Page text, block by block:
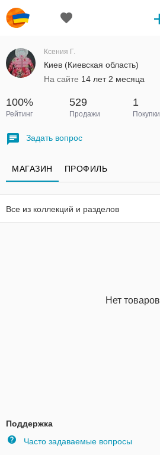
Ксения Г.
Киев (Киевская область)
На сайте 14 лет 2 месяца
100%
Рейтинг
529
Продажи
1
Покупки
Задать вопрос
МАГАЗИН ПРОФИЛЬ
Все из коллекций и разделов
Нет товаров
Поддержка
Часто задаваемые вопросы